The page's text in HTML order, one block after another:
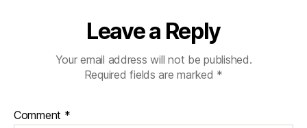
Leave a Reply
Your email address will not be published.
Required fields are marked *
Comment *